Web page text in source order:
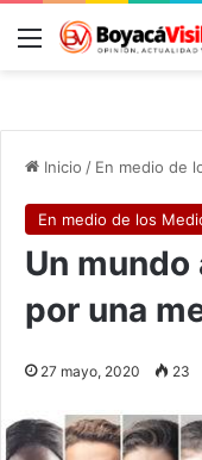
Menú
Inicio / En medio de
En medio de los
Un
por una
27 mayo, 2020 23